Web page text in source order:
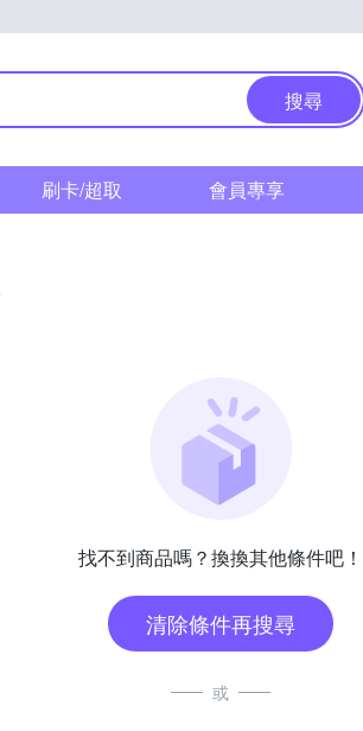
搜尋
刷卡/超取 會員專享
找不到商品嗎？換換其他條件吧！
清除條件再搜尋
或